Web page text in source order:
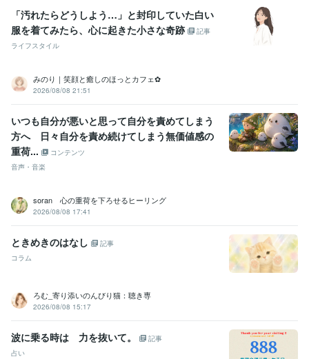
「汚れたらどうしよう…」と封印していた白い
服を着てみたら、心に起きた小さな奇跡
記事
ライフスタイル
みのり｜笑顔と癒しのほっとカフェ✿
2026/08/08 21:51
いつも自分が悪いと思って自分を責めてしまう
方へ 日々自分を責め続けてしまう無価値感の
重荷...
コンテンツ
音声・音楽
soran 心の重荷を下ろせるヒーリング
2026/08/08 17:41
ときめきのはなし
記事
コラム
ろむ_寄り添いのんびり猫：聴き専
2026/08/08 15:17
波に乗る時は 力を抜いて。
記事
占い